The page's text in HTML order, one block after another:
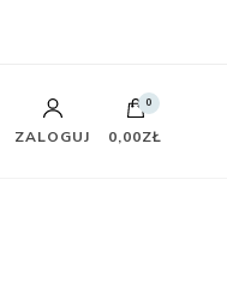
ZALOGUJ
0
0,00ZŁ